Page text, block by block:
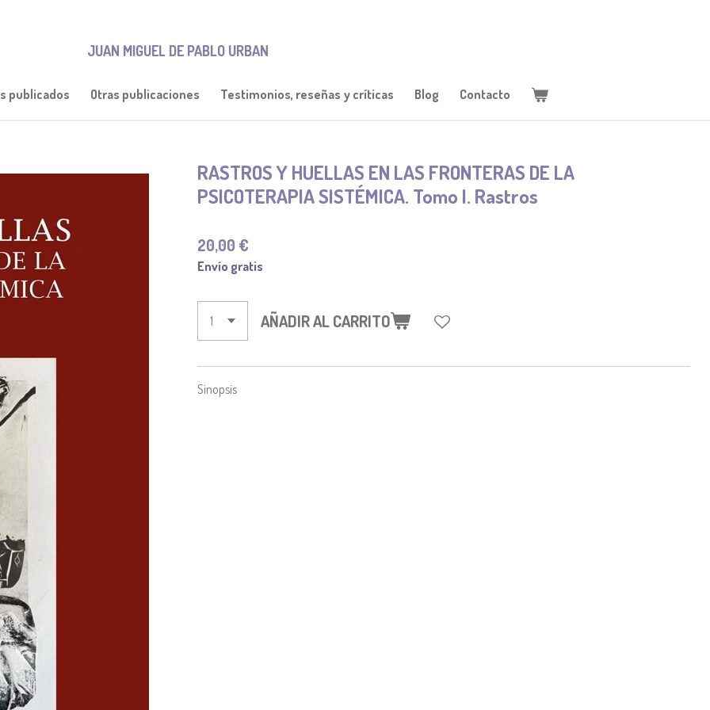
JUAN MIGUEL DE PABLO URBAN
publicados Otras publicaciones Testimonios, reseñas y críticas Blog Contacto
RASTROS Y HUELLAS EN LAS FRONTERAS DE LA
PSICOTERAPIA SISTÉMICA. Tomo I. Rastros
20,00 €
Envío gratis
AÑADIR AL CARRITO
Sinopsis